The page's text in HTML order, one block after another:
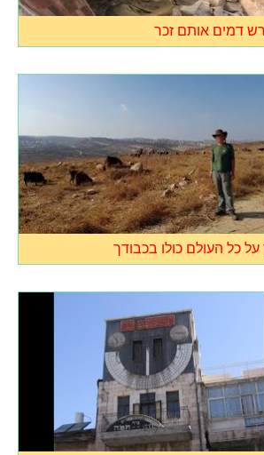
דמים אותם זכר
על כל העולם כולו בכבודך